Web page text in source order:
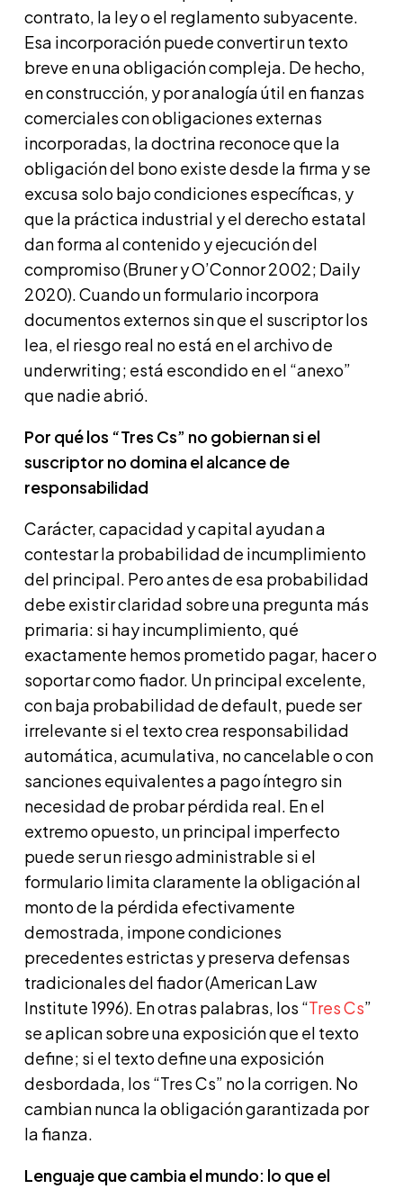
contrato, la ley o el reglamento subyacente.
Esa incorporación puede convertir un texto
breve en una obligación compleja. De hecho,
en construcción, y por analogía útil en fianzas
comerciales con obligaciones externas
incorporadas, la doctrina reconoce que la
obligación del bono existe desde la firma y se
excusa solo bajo condiciones específicas, y
que la práctica industrial y el derecho estatal
dan forma al contenido y ejecución del
compromiso (Bruner y O’Connor 2002; Daily
2020). Cuando un formulario incorpora
documentos externos sin que el suscriptor los
lea, el riesgo real no está en el archivo de
underwriting; está escondido en el “anexo”
que nadie abrió.
Por qué los “Tres Cs” no gobiernan si el
suscriptor no domina el alcance de
responsabilidad
Carácter, capacidad y capital ayudan a
contestar la probabilidad de incumplimiento
del principal. Pero antes de esa probabilidad
debe existir claridad sobre una pregunta más
primaria: si hay incumplimiento, qué
exactamente hemos prometido pagar, hacer o
soportar como fiador. Un principal excelente,
con baja probabilidad de default, puede ser
irrelevante si el texto crea responsabilidad
automática, acumulativa, no cancelable o con
sanciones equivalentes a pago íntegro sin
necesidad de probar pérdida real. En el
extremo opuesto, un principal imperfecto
puede ser un riesgo administrable si el
formulario limita claramente la obligación al
monto de la pérdida efectivamente
demostrada, impone condiciones
precedentes estrictas y preserva defensas
tradicionales del fiador (American Law
Institute 1996). En otras palabras, los “Tres Cs”
se aplican sobre una exposición que el texto
define; si el texto define una exposición
desbordada, los “Tres Cs” no la corrigen. No
cambian nunca la obligación garantizada por
la fianza.
Lenguaje que cambia el mundo: lo que el